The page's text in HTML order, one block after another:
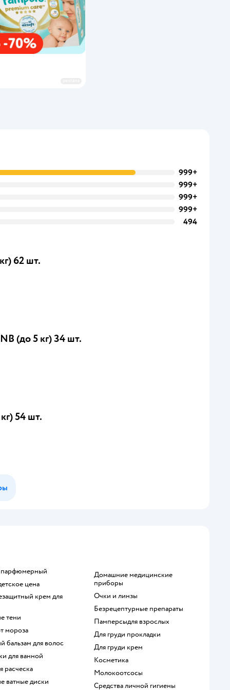
999+
999+
999+
999+
494
62 шт.
(до 5 кг) 34 шт.
54 шт.
парфюмерный
цена
тени
мороза
бальзам для волос
для ванной
расческа
ватные диски
домашние медицинские
приборы
очки и линзы
безрецептурные препараты
памперсыдля взрослых
для груди прокладки
для груди крем
косметика
Молокоотсосы
средства личной гигиены